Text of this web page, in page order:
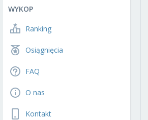
WYKOP
Ranking
Osiągnięcia
FAQ
O nas
Kontakt